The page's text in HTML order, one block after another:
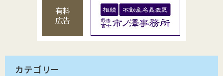
有料
広告
カテゴリー